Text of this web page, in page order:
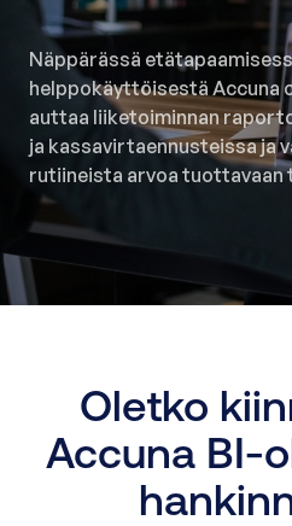
Näppärässä
helppokäyttöisestä Accuna
auttaa liiketoiminnan
ja kassavirtaennusteissa ja
rutiineista arvoa tuottavaan
Oletko
Accuna BI-